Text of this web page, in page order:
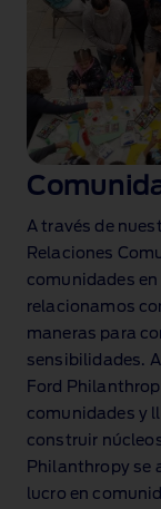
A través de
Relaciones
comunidades
relacionamos
maneras para
sensibilidades.
Ford
comunidades y
construir
Philanthropy se
lucro en